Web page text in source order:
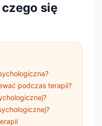
się
podczas terapii?